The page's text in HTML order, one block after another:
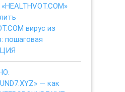
вирус из
пошаговая
— как